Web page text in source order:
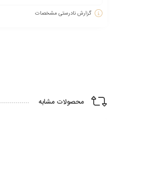
گزارش نادرستی مشخصات
محصولات مشابه